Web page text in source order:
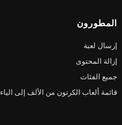
المطورون
إرسال لعبة
إزالة المحتوى
جميع الفئات
قائمة ألعاب الكرتون من الألف إلى الياء